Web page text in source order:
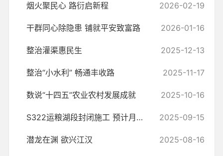
烟火聚民心 路衍启新程 2026-02-19
干群同心除隐患 铺就平安致富路 2026-01-16
整治灌渠惠民生 2025-12-13
整治“小水利” 畅通丰收路 2025-11-17
数说“十四五”农业农村发展成就 2025-10-16
S322运粮湖段封闭施工 预计月底完成面层摊铺 2025-09-15
潜龙在渊 欲兴江汉 2025-08-16